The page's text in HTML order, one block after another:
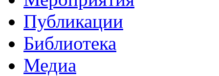
Публикации
Библиотека
Медиа